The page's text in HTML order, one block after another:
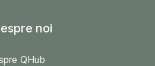
noi
QHub